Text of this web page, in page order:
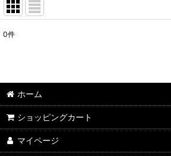
並び順:
0件
ホーム
ショッピングカート
マイページ